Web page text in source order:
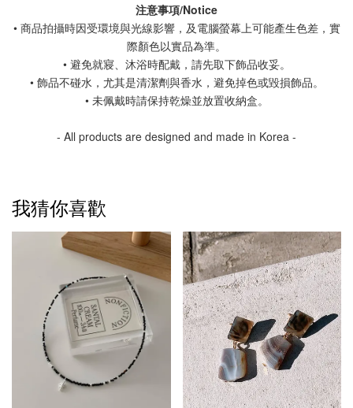
注意事項/Notice
• 商品拍攝時因受環境與光線影響，及電腦螢幕上可能產生色差，實
際顏色以實品為準。
• 避免就寢、沐浴時配戴，請先取下飾品收妥。
• 飾品不碰水，尤其是清潔劑與香水，避免掉色或毀損飾品。
• 未佩戴時請保持乾燥並放置收納盒。
- All products are designed and made in Korea -
我猜你喜歡